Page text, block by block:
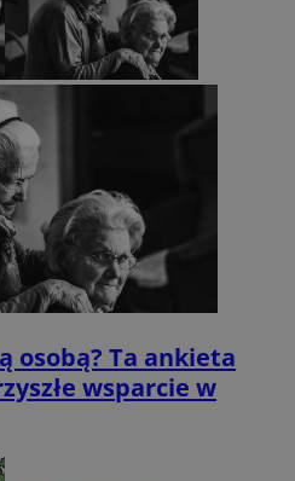
osobą? Ta ankieta
wsparcie w